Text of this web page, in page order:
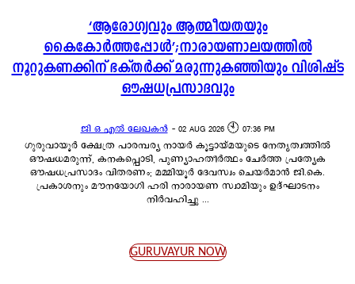
‘ആരോഗ്യവും ആത്മീയതയും
കൈകോർത്തപ്പോൾ’;നാരായണാലയത്തിൽ
നൂറുകണക്കിന് ഭക്തർക്ക് മരുന്നുകഞ്ഞിയും വിശിഷ്ട
ഔഷധപ്രസാദവും
ജി ഒ എൽ ലേഖകൻ - 02 AUG 2026 🕙 07:36 PM
ഗുരുവായൂർ ക്ഷേത്ര പാരമ്പര്യ നായർ കൂട്ടായ്മയുടെ നേതൃത്വത്തിൽ
ഔഷധമരുന്ന്, കനകപ്പൊടി, പുണ്യാഹതീർത്ഥം ചേർത്ത പ്രത്യേക
ഔഷധപ്രസാദം വിതരണം; മമ്മിയൂർ ദേവസ്വം ചെയർമാൻ ജി.കെ.
പ്രകാശനും മൗനയോഗി ഹരി നാരായണ സ്വാമിയും ഉദ്ഘാടനം
നിർവഹിച്ചു ...
GURUVAYUR NOW